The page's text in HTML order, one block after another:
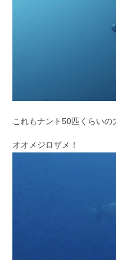
これもナント50匹くらいの
オオメジロザメ！